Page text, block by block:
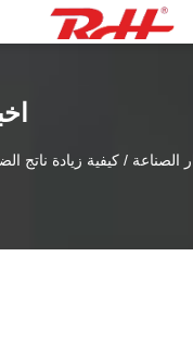
الصناعة / كيفية زيادة ناتج